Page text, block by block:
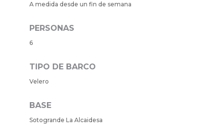
A medida desde un fin de semana
PERSONAS
6
TIPO DE BARCO
Velero
BASE
Sotogrande La Alcaidesa